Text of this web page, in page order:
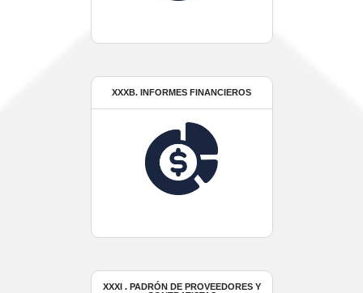
XXXB. INFORMES FINANCIEROS
XXXI . PADRÓN DE PROVEEDORES Y